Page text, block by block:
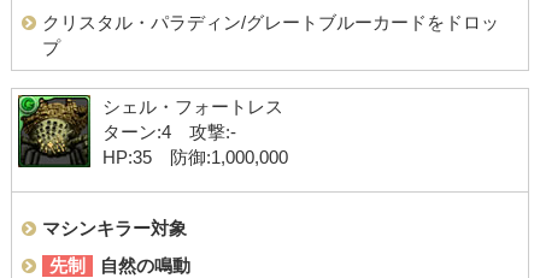
クリスタル・パラディン/グレートブルーカードをドロッ
プ
シェル・フォートレス
ターン:4 攻撃:-
HP:35 防御:1,000,000
マシンキラー対象
先制
自然の鳴動